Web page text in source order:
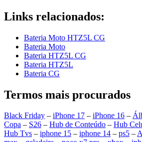
Links relacionados:
Bateria Moto HTZ5L CG
Bateria Moto
Bateria HTZ5L CG
Bateria HTZ5L
Bateria CG
Termos mais procurados
Black Friday – iPhone 17 – iPhone 16 –
Copa – S26 – Hub de Conteúdo – Hub
Hub Tvs – iphone 15 – iphone 14 – ps5 –